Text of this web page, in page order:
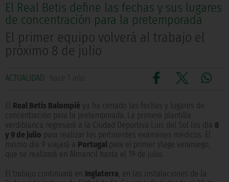
El Real Betis define las fechas y sus lugares
de concentración para la pretemporada
El primer equipo volverá al trabajo el
próximo 8 de julio
ACTUALIDAD hace 1 año
El Real Betis Balompié ya ha cerrado las fechas y lugares de
concentración para la pretemporada. La primera plantilla
verdiblanca regresará a la Ciudad Deportiva Luis del Sol los día 8
y 9 de julio para realizar los pertinentes exámenes médicos. El
mismo día 9 viajará a Portugal para el primer stage veraniego,
que se realizará en Almancil hasta el 19 de julio.
El trabajo continuará en Inglaterra, en las instalaciones de la